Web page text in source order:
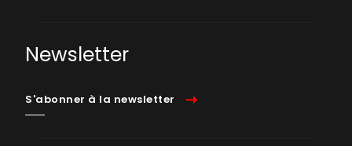
Newsletter
S'abonner à la newsletter